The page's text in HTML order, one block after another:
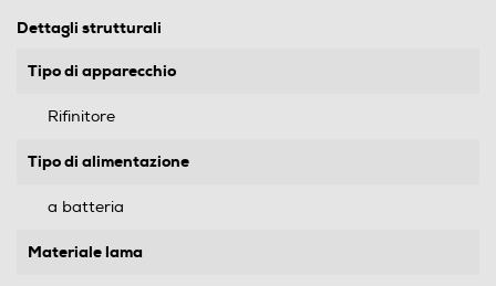
Dettagli strutturali
Tipo di apparecchio
Rifinitore
Tipo di alimentazione
a batteria
Materiale lama